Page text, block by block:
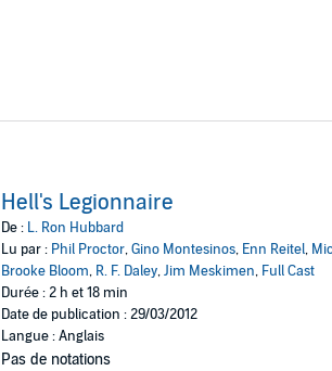
Hell's Legionnaire
De : L. Ron Hubbard
Lu par : Phil Proctor,Gino Montesinos, Enn Reitel,
Brooke Bloom, R. F. Daley,Jim Meskimen, Full Cast
Durée : 2 h et 18 min
Date de publication : 29/03/2012
Langue : Anglais
Pas de notations